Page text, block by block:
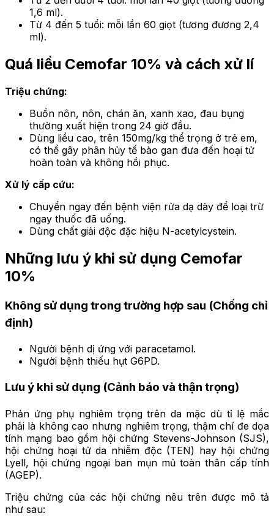
1,6 ml).
Từ 4 đến 5 tuổi: mỗi lần 60 giọt (tương đương 2,4
ml).
Quá liều Cemofar 10% và cách xử lí
Triệu chứng:
Buồn nôn, nôn, chán ăn, xanh xao, đau bụng
thường xuất hiện trong 24 giờ đầu.
Dùng liều cao, trên 150mg/kg thể trọng ở trẻ em,
có thể gây phân hủy tế bào gan đưa đến hoại tử
hoàn toàn và không hồi phục.
Xử lý cấp cứu:
Chuyển ngay đến bệnh viện rửa dạ dày để loại trừ
ngay thuốc đã uống.
Dùng chất giải độc đặc hiệu N-acetylcystein.
Những lưu ý khi sử dụng Cemofar
10%
Không sử dụng trong trường hợp sau (Chống chỉ
định)
Người bệnh dị ứng với paracetamol.
Người bệnh thiếu hụt G6PD.
Lưu ý khi sử dụng (Cảnh báo và thận trọng)
Phản ứng phụ nghiêm trọng trên da mặc dù tỉ lệ mắc
phải là không cao nhưng nghiêm trọng, thậm chí đe dọa
tính mạng bao gồm hội chứng Stevens-Johnson (SJS),
hội chứng hoại tử da nhiễm độc (TEN) hay hội chứng
Lyell, hội chứng ngoại ban mụn mủ toàn thân cấp tính
(AGEP).
Triệu chứng của các hội chứng nêu trên được mô tả
như sau: